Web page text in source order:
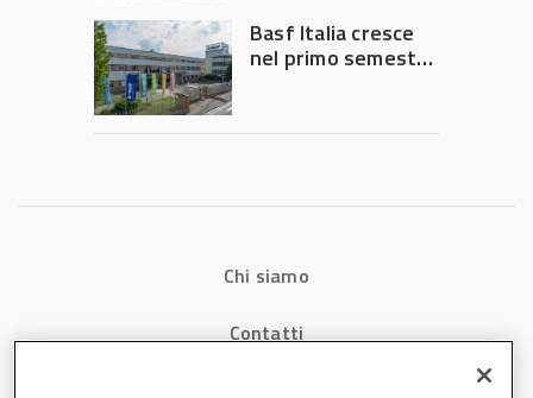
Governo
Basf Italia cresce
nel primo semestre
Chi siamo
Contatti